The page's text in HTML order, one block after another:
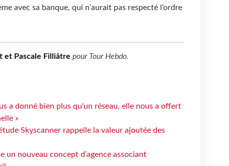
avec sa banque, qui n’aurait pas respecté l’ordre
et Pascale Filliâtre pour Tour Hebdo.
a donné bien plus qu'un réseau, elle nous a offert
»
Skyscanner rappelle la valeur ajoutée des
un nouveau concept d’agence associant